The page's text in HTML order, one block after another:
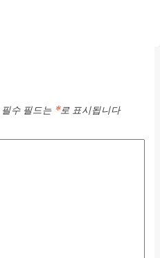
필수 필드는 *로 표시됩니다